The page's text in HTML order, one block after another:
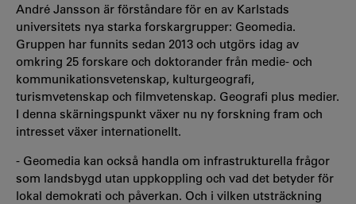
André Jansson är förståndare för en av Karlstads
universitets nya starka forskargrupper: Geomedia.
Gruppen har funnits sedan 2013 och utgörs idag av
omkring 25 forskare och doktorander från medie- och
kommunikationsvetenskap, kulturgeografi,
turismvetenskap och filmvetenskap. Geografi plus medier.
I denna skärningspunkt växer nu ny forskning fram och
intresset växer internationellt.
- Geomedia kan också handla om infrastrukturella frågor
som landsbygd utan uppkoppling och vad det betyder för
lokal demokrati och påverkan. Och i vilken utsträckning